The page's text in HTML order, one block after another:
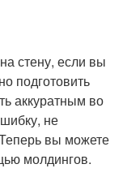
стену, если вы
подготовить
аккуратным во
не
вы можете
молдингов.